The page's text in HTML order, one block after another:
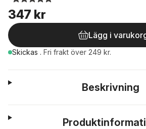
347 kr
Lägg i
Skickas . Fri frakt över 249 kr.
Beskrivning